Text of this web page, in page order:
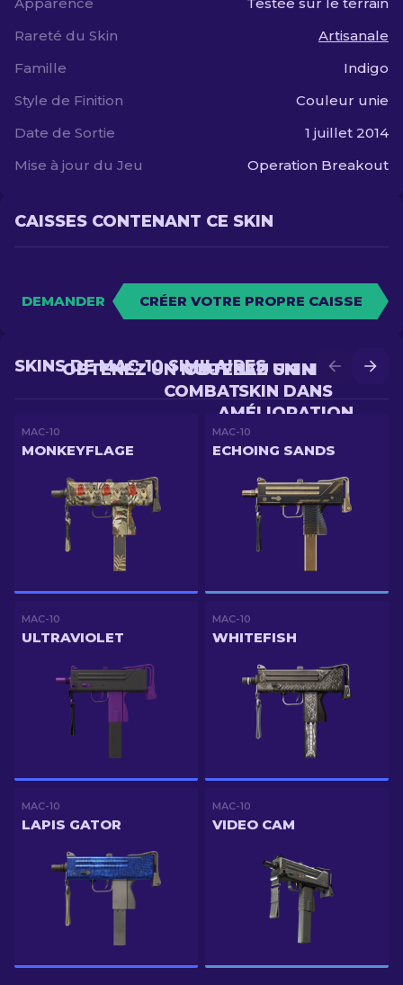
Rareté du Skin
Artisanale
Famille
Indigo
Style de Finition
Couleur unie
Date de Sortie
1 juillet 2014
Mise à jour du Jeu
Operation Breakout
CAISSES CONTENANT CE SKIN
DEMANDER CRÉER VOTRE PROPRE CAISSE
OBTENEZ UN MEILLEUR
SKIN DANS
AMÉLIORATION
OBTENEZ UN NOUVEAU SKIN EN
COMBAT
SKINS DE MAC-10 SIMILAIRES
MAC-10
MONKEYFLAGE
MAC-10
ECHOING SANDS
MAC-10
ULTRAVIOLET
MAC-10
WHITEFISH
MAC-10
LAPIS GATOR
MAC-10
VIDEO CAM